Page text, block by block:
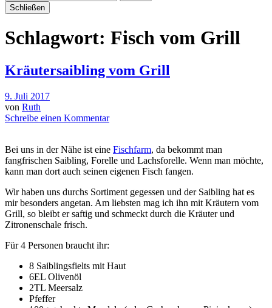
Schließen
Schlagwort: Fisch vom Grill
Kräutersaibling vom Grill
9. Juli 2017
von Ruth
Schreibe einen Kommentar
Bei uns in der Nähe ist eine Fischfarm, da bekommt man
fangfrischen Saibling, Forelle und Lachsforelle. Wenn man möchte,
kann man dort auch seinen eigenen Fisch fangen.
Wir haben uns durchs Sortiment gegessen und der Saibling hat es
mir besonders angetan. Am liebsten mag ich ihn mit Kräutern vom
Grill, so bleibt er saftig und schmeckt durch die Kräuter und
Zitronenschale frisch.
Für 4 Personen braucht ihr:
8 Saiblingsfielts mit Haut
6EL Olivenöl
2TL Meersalz
Pfeffer